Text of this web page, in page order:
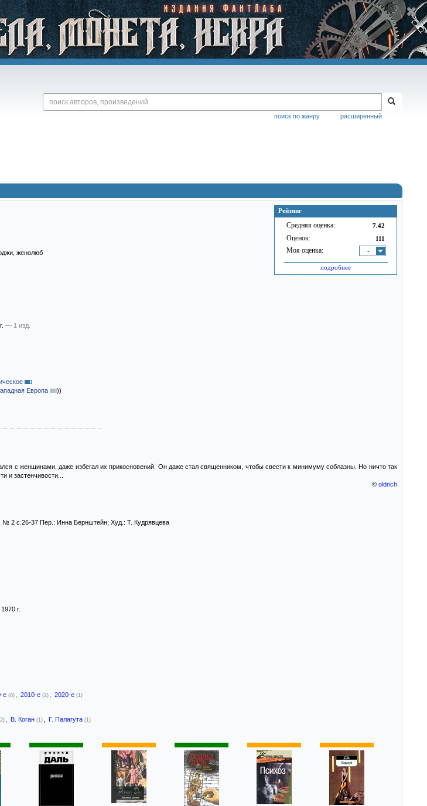
расширенный
поиск по жанру
Рейтинг
Средняя оценка: 7.42
Оценок: 111
Моя оценка: -
подробнее
женолюб
— 1 изд.
Европа ))
с женщинами, даже избегал их прикосновений. Он даже стал священником, чтобы свести к минимуму соблазны. Но ничто так
и застенчивости...
© oldrich
2 с.26-37 Пер.: Инна Бернштейн; Худ.: Т. Кудрявцева
г.
е (8) 2010-е (2) 2020-е (1)
В. Коган (1) Г. Палагута (1)